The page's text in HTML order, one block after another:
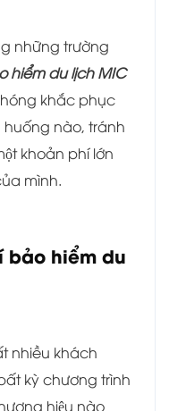
những trường
hiểm du lịch MIC
khắc phục
huống nào, tránh
khoản phí lớn
mình.
bảo hiểm du
nhiều khách
kỳ chương trình
hiệu nào